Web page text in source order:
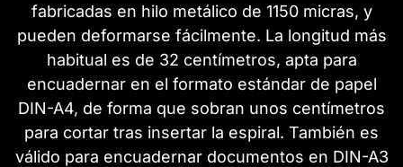
fabricadas en hilo metálico de 1150 micras, y
pueden deformarse fácilmente. La longitud más
habitual es de 32 centímetros, apta para
encuadernar en el formato estándar de papel
DIN-A4, de forma que sobran unos centímetros
para cortar tras insertar la espiral. También es
válido para encuadernar documentos en DIN-A3